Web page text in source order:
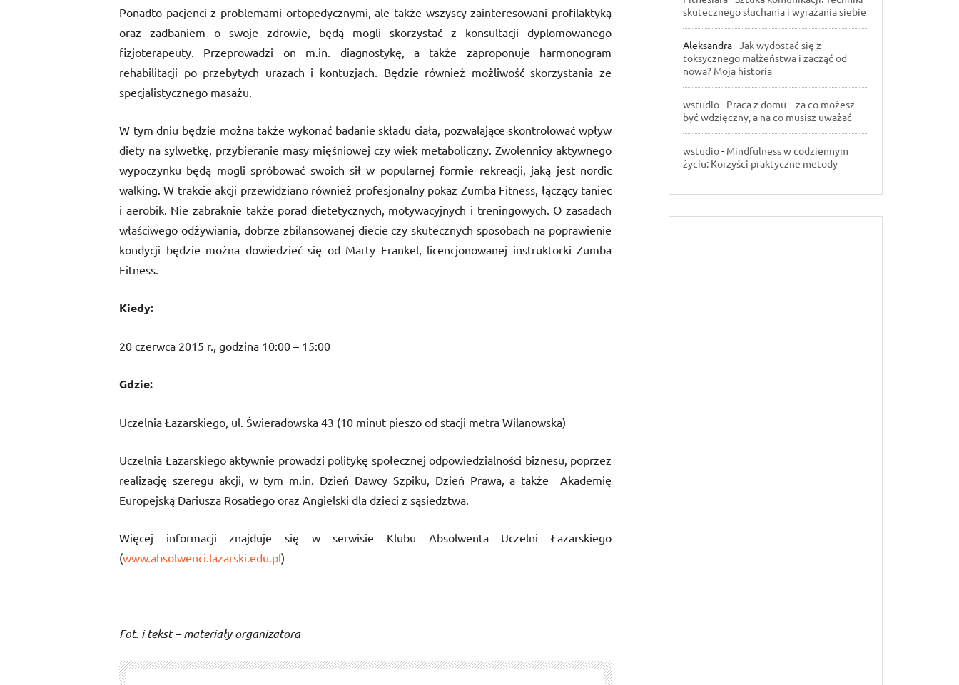
Ponadto pacjenci z problemami ortopedycznymi, ale także wszyscy zainteresowani profilaktyką
oraz zadbaniem o swoje zdrowie, będą mogli skorzystać z konsultacji dyplomowanego
fizjoterapeuty. Przeprowadzi on m.in. diagnostykę, a także zaproponuje harmonogram
rehabilitacji po przebytych urazach i kontuzjach. Będzie również możliwość skorzystania ze
specjalistycznego masażu.
W tym dniu będzie można także wykonać badanie składu ciała, pozwalające skontrolować wpływ
diety na sylwetkę, przybieranie masy mięśniowej czy wiek metaboliczny. Zwolennicy aktywnego
wypoczynku będą mogli spróbować swoich sił w popularnej formie rekreacji, jaką jest nordic
walking. W trakcie akcji przewidziano również profesjonalny pokaz Zumba Fitness, łączący taniec
i aerobik. Nie zabraknie także porad dietetycznych, motywacyjnych i treningowych. O zasadach
właściwego odżywiania, dobrze zbilansowanej diecie czy skutecznych sposobach na poprawienie
kondycji będzie można dowiedzieć się od Marty Frankel, licencjonowanej instruktorki Zumba
Fitness.
Kiedy:
20 czerwca 2015 r., godzina 10:00 – 15:00
Gdzie:
Uczelnia Łazarskiego, ul. Świeradowska 43 (10 minut pieszo od stacji metra Wilanowska)
Uczelnia Łazarskiego aktywnie prowadzi politykę społecznej odpowiedzialności biznesu, poprzez
realizację szeregu akcji, w tym m.in. Dzień Dawcy Szpiku, Dzień Prawa, a także Akademię
Europejską Dariusza Rosatiego oraz Angielski dla dzieci z sąsiedztwa.
Więcej informacji znajduje się w serwisie Klubu Absolwenta Uczelni Łazarskiego
(www.absolwenci.lazarski.edu.pl)
Fot. i tekst – materiały organizatora
skutecznego słuchania i wyrażania siebie
Aleksandra-Jak wydostać się z
toksycznego małżeństwa i zacząć od
nowa? Moja historia
wstudio- Praca z domu – za co możesz
być wdzięczny, a na co musisz uważać
wstudio- Mindfulness w codziennym
życiu: Korzyści praktyczne metody